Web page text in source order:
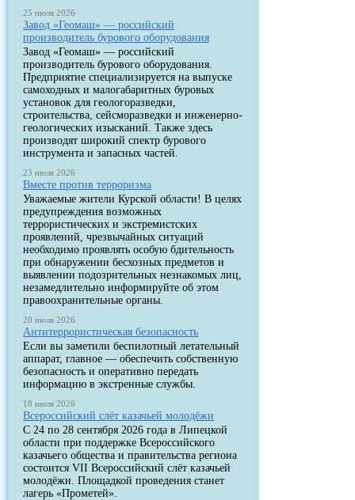
25 июля 2026
Завод «Геомаш» — российский
производитель бурового оборудования
Завод «Геомаш» — российский
производитель бурового оборудования.
Предприятие специализируется на выпуске
самоходных и малогабаритных буровых
установок для геологоразведки,
строительства, сейсморазведки и инженерно-
геологических изысканий. Также здесь
производят широкий спектр бурового
инструмента и запасных частей.
23 июля 2026
Вместе против терроризма
Уважаемые жители Курской области! В целях
предупреждения возможных
террористических и экстремистских
проявлений, чрезвычайных ситуаций
необходимо проявлять особую бдительность
при обнаружении бесхозных предметов и
выявлении подозрительных незнакомых лиц,
незамедлительно информируйте об этом
правоохранительные органы.
20 июля 2026
Антитеррористическая безопасность
Если вы заметили беспилотный летательный
аппарат, главное — обеспечить собственную
безопасность и оперативно передать
информацию в экстренные службы.
18 июля 2026
Всероссийский слёт казачьей молодёжи
С 24 по 28 сентября 2026 года в Липецкой
области при поддержке Всероссийского
казачьего общества и правительства региона
состоится VII Всероссийский слёт казачьей
молодёжи. Площадкой проведения станет
лагерь «Прометей».